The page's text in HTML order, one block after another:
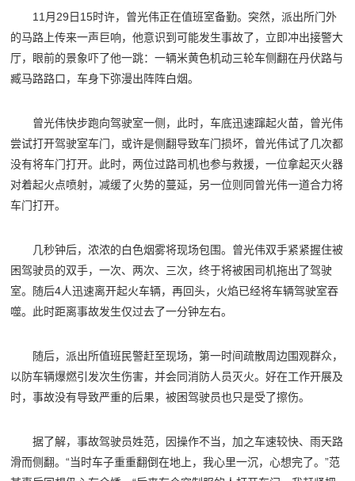
11月29日15时许，曾光伟正在值班室备勤。突然，派出所门外
的马路上传来一声巨响，他意识到可能发生事故了，立即冲出接警大
厅，眼前的景象吓了他一跳：一辆米黄色机动三轮车侧翻在丹伏路与
臧马路路口，车身下弥漫出阵阵白烟。
曾光伟快步跑向驾驶室一侧，此时，车底迅速蹿起火苗，曾光伟
尝试打开驾驶室车门，或许是侧翻导致车门损坏，曾光伟试了几次都
没有将车门打开。此时，两位过路司机也参与救援，一位拿起灭火器
对着起火点喷射，减缓了火势的蔓延，另一位则同曾光伟一道合力将
车门打开。
几秒钟后，浓浓的白色烟雾将现场包围。曾光伟双手紧紧握住被
困驾驶员的双手，一次、两次、三次，终于将被困司机拖出了驾驶
室。随后4人迅速离开起火车辆，再回头，火焰已经将车辆驾驶室吞
噬。此时距离事故发生仅过去了一分钟左右。
随后，派出所值班民警赶至现场，第一时间疏散周边围观群众，
以防车辆爆燃引发次生伤害，并会同消防人员灭火。好在工作开展及
时，事故没有导致严重的后果，被困驾驶员也只是受了擦伤。
据了解，事故驾驶员姓范，因操作不当，加之车速较快、雨天路
滑而侧翻。“当时车子重重翻倒在地上，我心里一沉，心想完了。”范